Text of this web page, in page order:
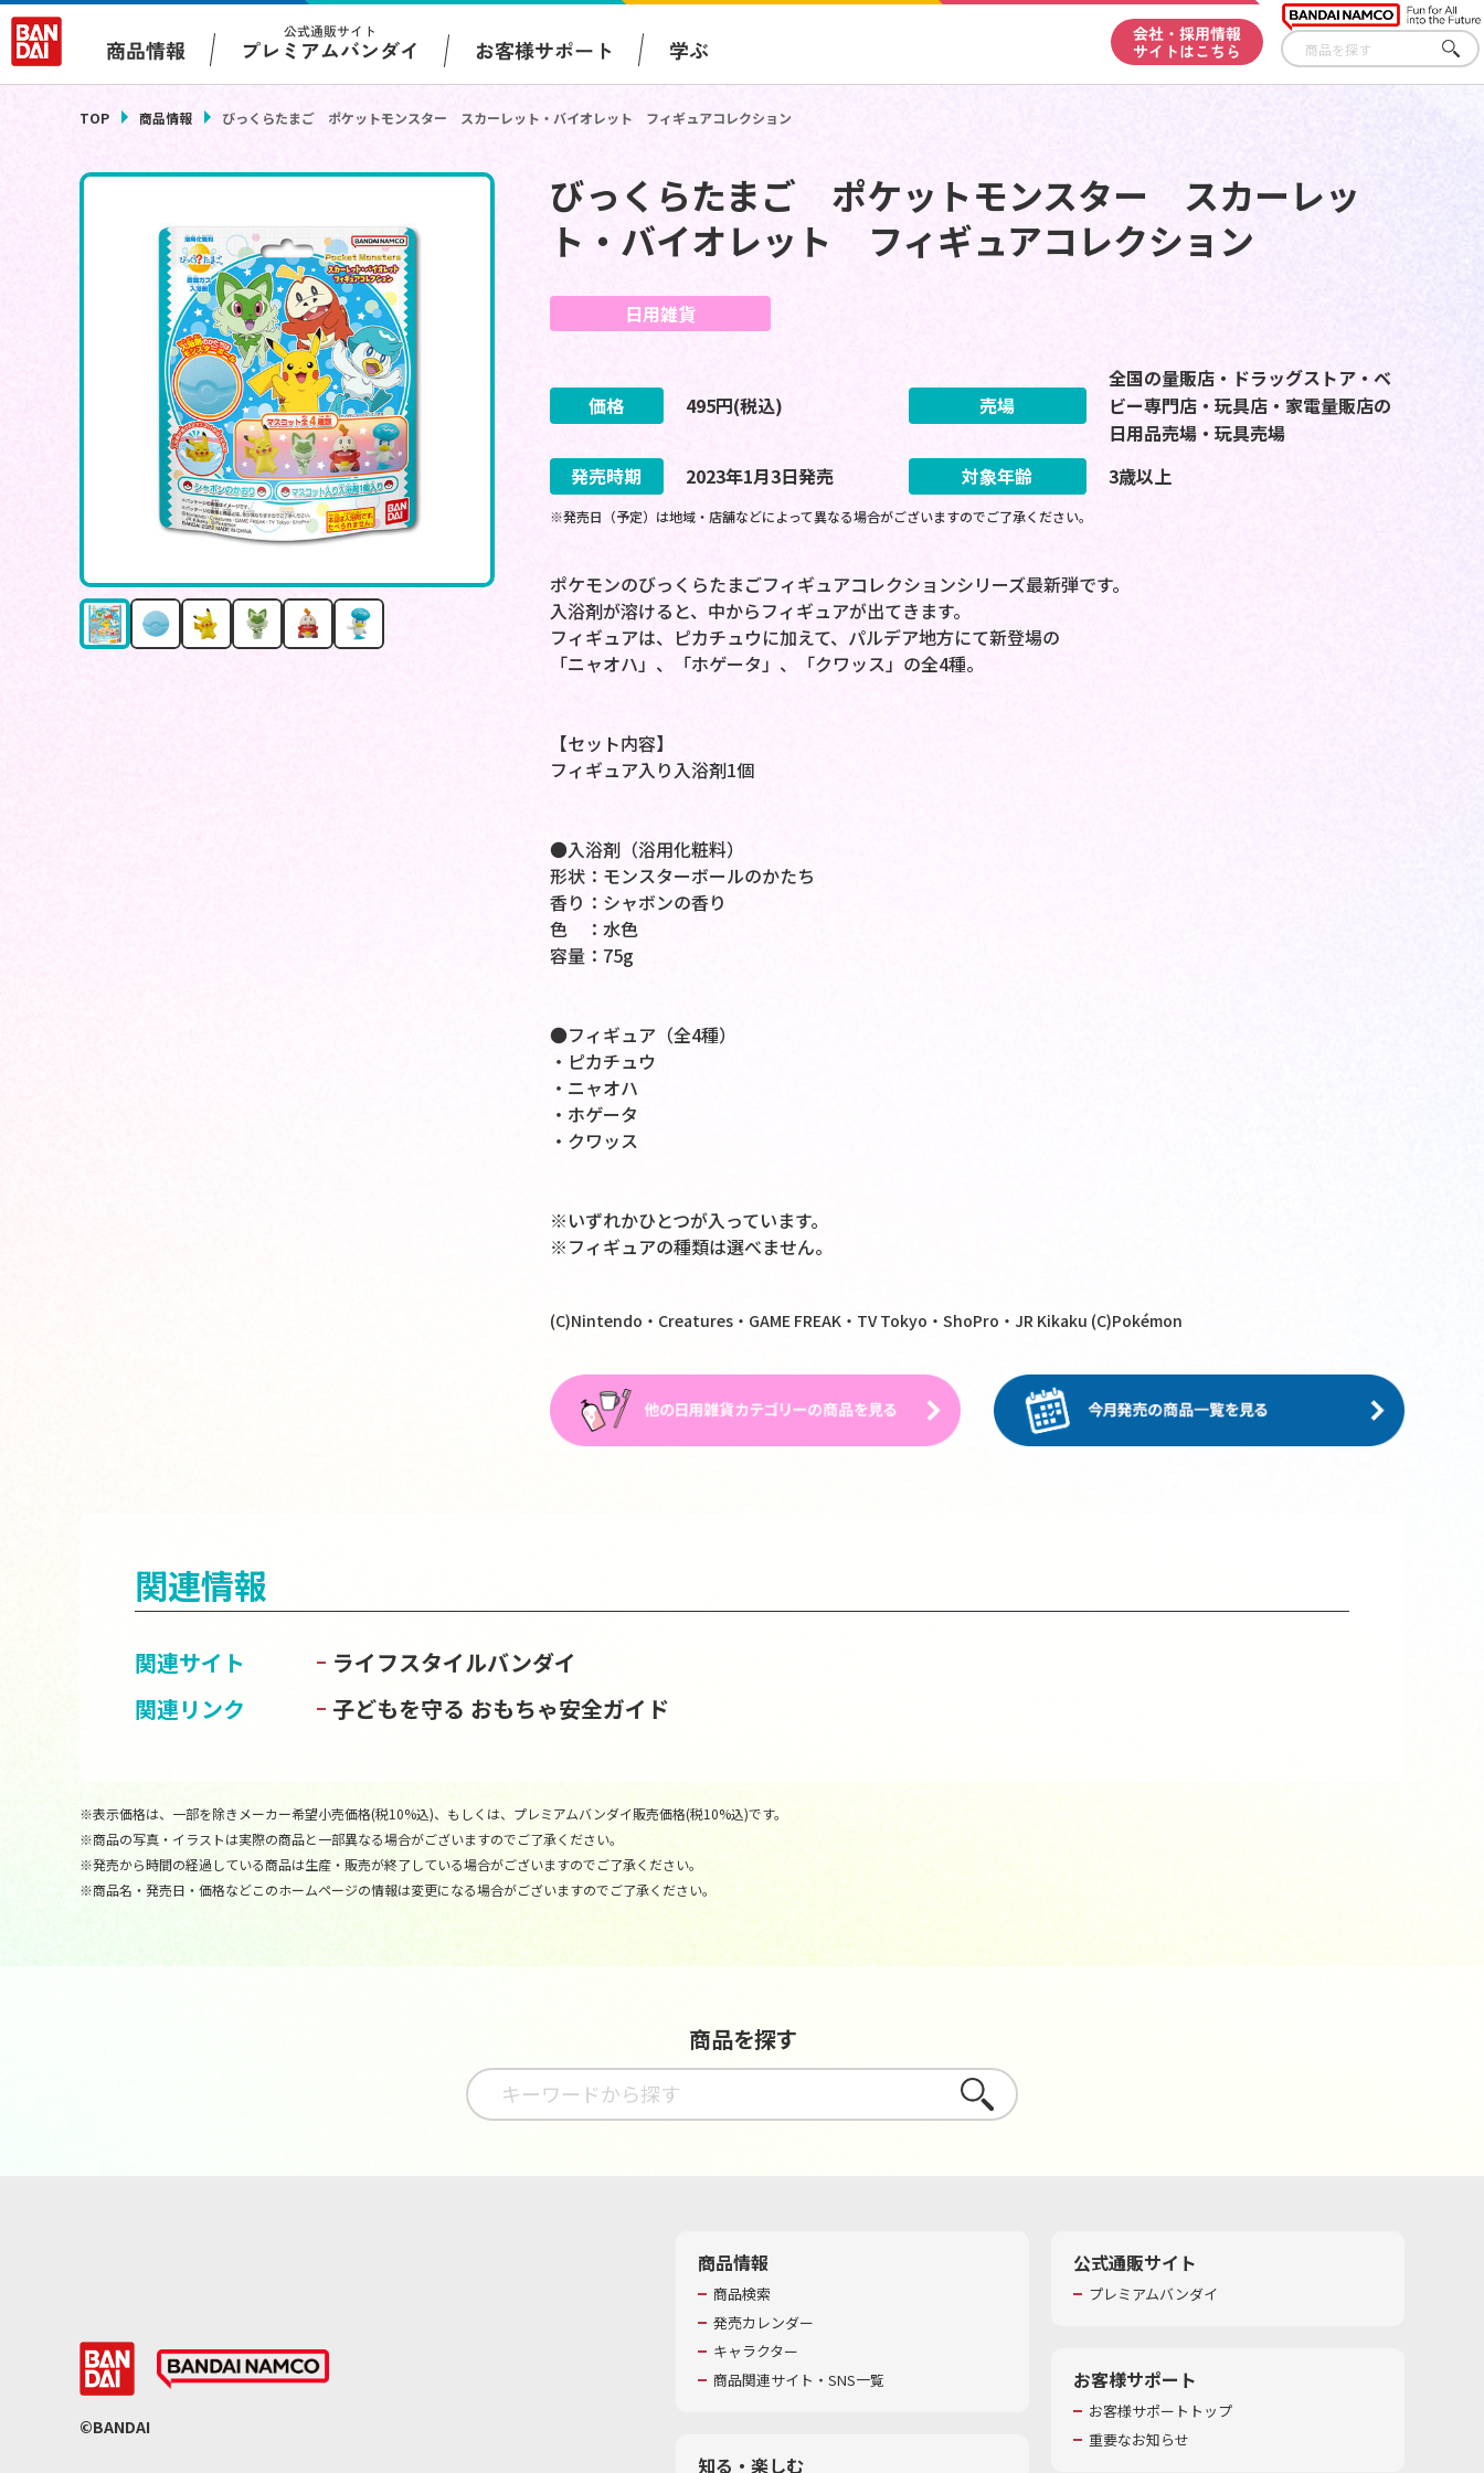
商品情報
公式通販サイト
プレミアムバンダイ お客様サポート 学ぶ
会社・採用情報
サイトはこちら
さが
す
TOP 商品情報 びっくらたまご ポケットモンスター スカーレット・バイオレット フィギュアコレクション
びっくらたまご ポケットモンスター スカーレッ
ト・バイオレット フィギュアコレクション
日用雑貨
価格 495円(税込) 売場
全国の量販店・ドラッグストア・ベ
ビー専門店・玩具店・家電量販店の
日用品売場・玩具売場
発売時期
2023年1月3日発売 対象年齢 3歳以上
※発売日（予定）は地域・店舗などによって異なる場合がございますのでご了承ください。
ポケモンのびっくらたまごフィギュアコレクションシリーズ最新弾です。
入浴剤が溶けると、中からフィギュアが出てきます。
フィギュアは、ピカチュウに加えて、パルデア地方にて新登場の
「ニャオハ」、「ホゲータ」、「クワッス」の全4種。
【セット内容】
フィギュア入り入浴剤1個
●入浴剤（浴用化粧料）
形状：モンスターボールのかたち
香り：シャボンの香り
色 ：水色
容量：75g
●フィギュア（全4種）
・ピカチュウ
・ニャオハ
・ホゲータ
・クワッス
※いずれかひとつが入っています。
※フィギュアの種類は選べません。
(C)Nintendo・Creatures・GAME FREAK・TV Tokyo・ShoPro・JR Kikaku (C)Pokémon
関連情報
関連サイト
ライフスタイルバンダイ
関連リンク
子どもを守る おもちゃ安全ガイド
※表示価格は、一部を除きメーカー希望小売価格(税10%込)、もしくは、プレミアムバンダイ販売価格(税10%込)です。
※商品の写真・イラストは実際の商品と一部異なる場合がございますのでご了承ください。
※発売から時間の経過している商品は生産・販売が終了している場合がございますのでご了承ください。
※商品名・発売日・価格などこのホームページの情報は変更になる場合がございますのでご了承ください。
商品を探す
さがす
©BANDAI
商品情報
商品検索
発売カレンダー
キャラクター
商品関連サイト・SNS一覧
知る・楽しむ
公式通販サイト
プレミアムバンダイ
お客様サポート
お客様サポートトップ
重要なお知らせ